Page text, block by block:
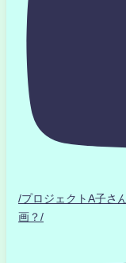
/プロジェクトA子
画？/